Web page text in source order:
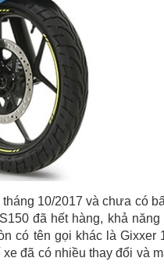
10/2017 và chưa có
đã hết hàng, khả năng
có tên gọi khác là Gixxer
đã có nhiều thay đổi và